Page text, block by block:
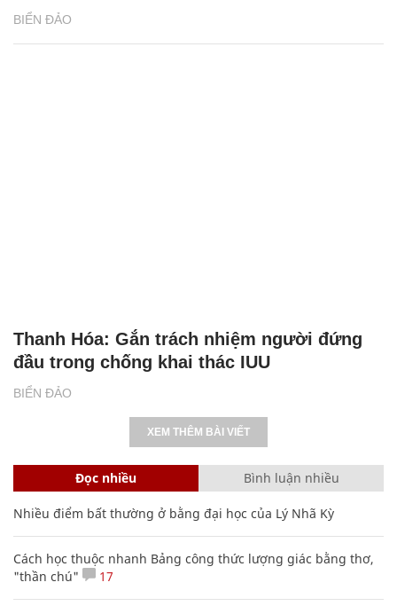
BIỂN ĐẢO
BIỂN ĐẢO
Thanh Hóa: Gắn trách nhiệm người đứng
đầu trong chống khai thác IUU
XEM THÊM BÀI VIẾT
Đọc nhiều Bình luận nhiều
Nhiều điểm bất thường ở bằng đại học của Lý Nhã Kỳ
Cách học thuộc nhanh Bảng công thức lượng giác bằng thơ,
"thần chú"
17